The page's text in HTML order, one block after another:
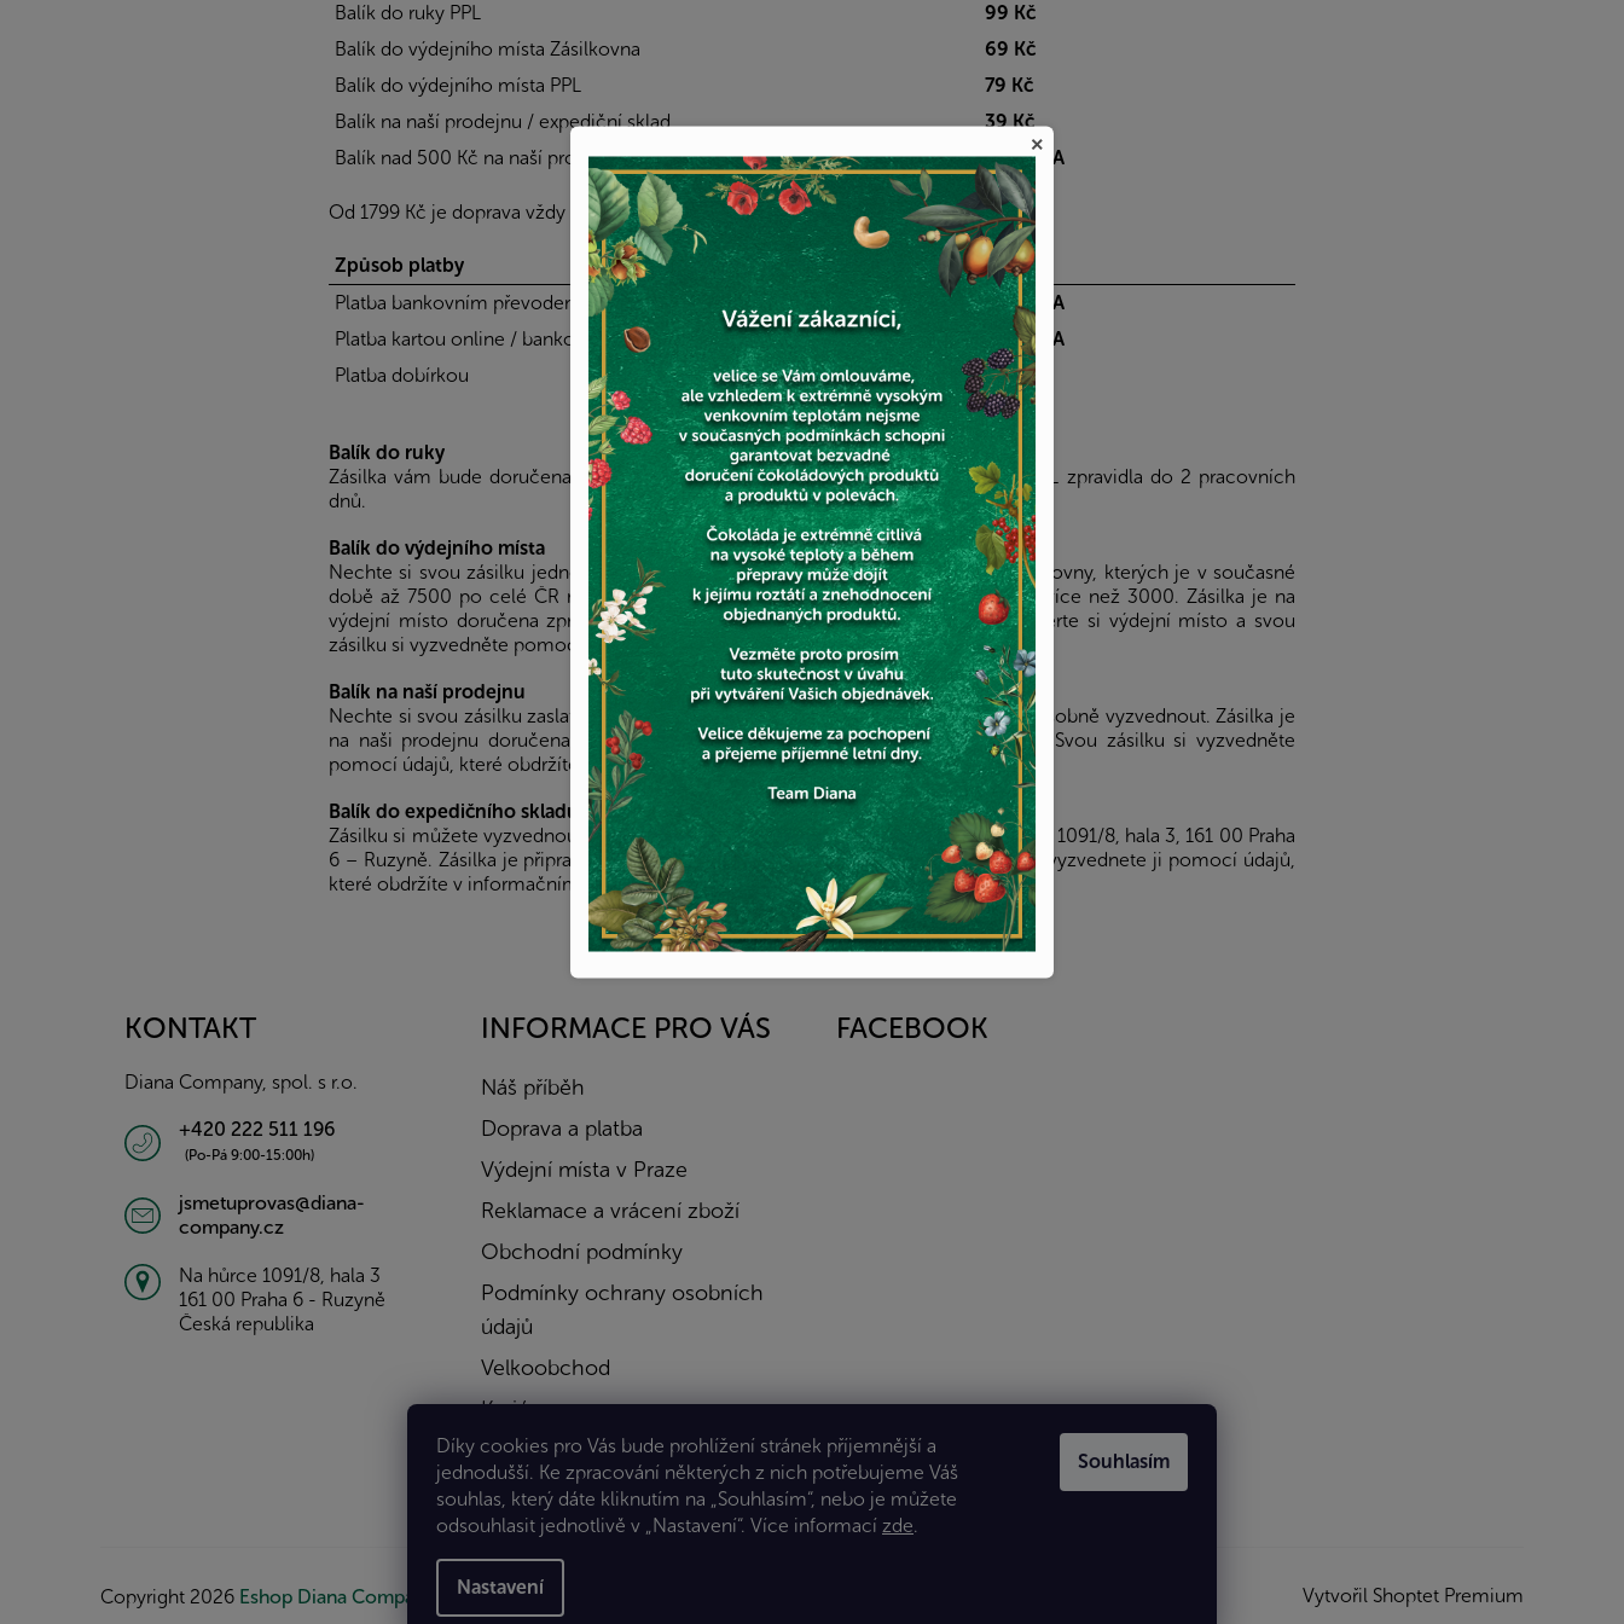
Díky cookies pro Vás bude prohlížení stránek příjemnější a
jednodušší. Ke zpracování některých z nich potřebujeme Váš
souhlas, který dáte kliknutím na „Souhlasím“, nebo je můžete
odsouhlasit jednotlivě v „Nastavení“. Více informací zde.
Nastavení
Souhlasím
Balík do ruky PPL
99 Kč
Balík do výdejního místa Zásilkovna
69 Kč
Balík do výdejního místa PPL
79 Kč
Balík na naší prodejnu / expediční sklad
39 Kč
Balík nad 500 Kč na naší prodejnu / expediční sklad
ZDARMA
Od 1799 Kč je doprava vždy ZDARMA.
Způsob platby
Cena
Platba bankovním převodem
ZDARMA
Platba kartou online / bankovními tlačítky
ZDARMA
Platba dobírkou
49 Kč
Balík do ruky
Zásilka vám bude doručena přímo na vaší adresu dopravcem Zásilkovny nebo PPL zpravidla do 2 pracovních
dnů.
Balík do výdejního místa
Nechte si svou zásilku jednoduše zaslat do vámi vybraného výdejního místa Zásilkovny, kterých je v současné
době až 7500 po celé ČR nebo využijte výdejních míst PPL, kterých je aktuálně více než 3000. Zásilka je na
výdejní místo doručena zpravidla do 2 pracovních dnů od objednání zboží. Vyberte si výdejní místo a svou
zásilku si vyzvedněte pomocí údajů, které obdržíte v SMS.
Balík na naší prodejnu
Nechte si svou zásilku zaslat na jednu z našich poboček v Praze, kde si ji můžete osobně vyzvednout. Zásilka je
na naši prodejnu doručena zpravidla do 3 pracovních dnů od objednání zboží. Svou zásilku si vyzvedněte
pomocí údajů, které obdržíte v informačním e-mailu.
Balík do expedičního skladu
Zásilku si můžete vyzvednout také na našem expedičním skladě na adrese Na hůrce 1091/8, hala 3, 161 00 Praha
6 – Ruzyně. Zásilka je připravena k vyzvednutí zpravidla následující pracovní den a vyzvednete ji pomocí údajů,
které obdržíte v informačním e-mailu.
KONTAKT
Diana Company, spol. s r.o.
+420 222 511 196
(Po-Pá 9:00-15:00h)
jsmetuprovas@diana-
company.cz
Na hůrce 1091/8, hala 3
161 00 Praha 6 - Ruzyně
Česká republika
INFORMACE PRO VÁS
Náš příběh
Doprava a platba
Výdejní místa v Praze
Reklamace a vrácení zboží
Obchodní podmínky
Podmínky ochrany osobních
údajů
Velkoobchod
Kariéra
Kontakty
FACEBOOK
Vytvořil Shoptet Premium
Copyright 2026 Eshop Diana Company, spol. s r.o.. Všechna práva vyhrazena.
×